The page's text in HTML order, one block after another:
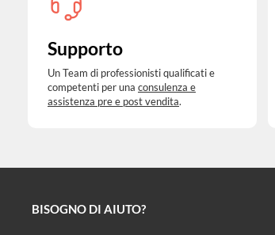
Supporto
Un Team di professionisti qualificati e
competenti per una consulenza e
assistenza pre e post vendita.
BISOGNO DI AIUTO?